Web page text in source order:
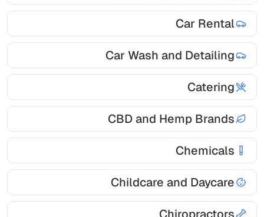
Car Rental
Car Wash and Detailing
Catering
CBD and Hemp Brands
Chemicals
Childcare and Daycare